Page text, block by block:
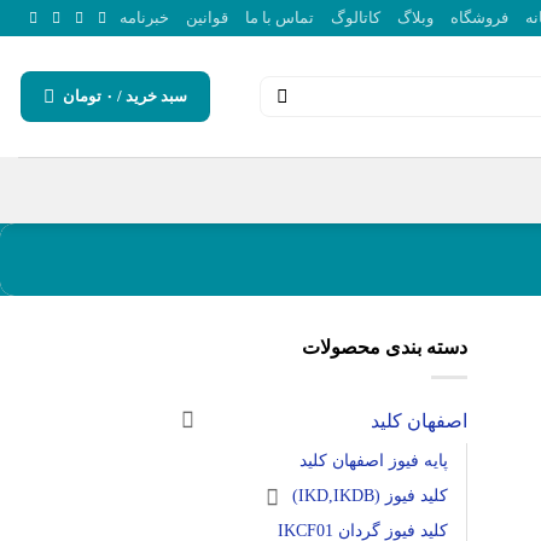
فروشگاه وبلاگ کاتالوگ تماس با ما قوانین خبرنامه
سبد خرید / ۰ تومان
دسته بندی محصولات
اصفهان کلید
پایه فیوز اصفهان کلید
کلید فیوز (IKD,IKDB)
کلید فیوز گردان IKCF01